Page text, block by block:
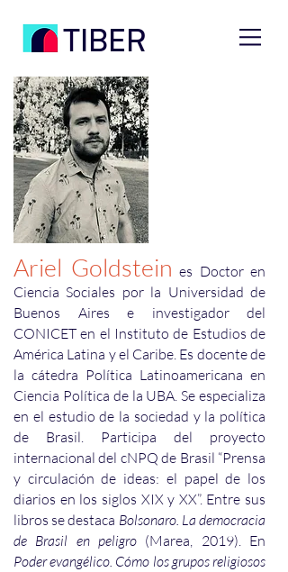
TIBER
Ariel Goldstein es Doctor en
Ciencia Sociales por la Universidad de
Buenos Aires e investigador del
CONICET en el Instituto de Estudios de
América Latina y el Caribe. Es docente de
la cátedra Política Latinoamericana en
Ciencia Política de la UBA. Se especializa
en el estudio de la sociedad y la política
de Brasil. Participa del proyecto
internacional del cNPQ de Brasil “Prensa
y circulación de ideas: el papel de los
diarios en los siglos XIX y XX”. Entre sus
libros se destaca Bolsonaro. La democracia
de Brasil en peligro (Marea, 2019). En
Poder evangélico. Cómo los grupos religiosos